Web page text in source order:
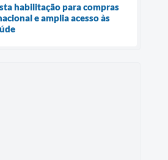
habilitação para compras
e amplia acesso às